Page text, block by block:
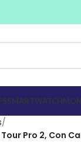
SMARTWATCH
Pro 2, Con